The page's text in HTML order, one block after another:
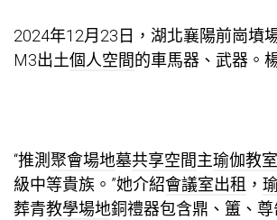
2024年12月23日，湖北襄陽前崗墳
M3出土個人空間的車馬器、武器。
“推測聚會場地墓共享空間主瑜伽教室
級中等貴族。”她介紹會議室出租 ，
葬青教學場地銅禮器包含鼎、簠、